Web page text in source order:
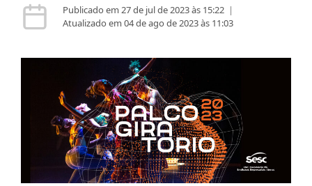
Publicado em 27 de jul de 2023 às 15:22 |
Atualizado em 04 de ago de 2023 às 11:03